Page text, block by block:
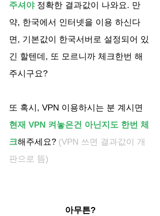
주셔야 정확한 결과값이 나와요. 만
약, 한국에서 인터넷을 이용 하신다
면, 기본값이 한국서버로 설정되어 있
긴 할텐데, 또 모르니까 체크한번 해
주시구요?
또 혹시, VPN 이용하시는 분 계시면
현재 VPN 켜놓은건 아닌지도 한번 체
크해주세요? (VPN 쓰면 결과값이 개
판으로 뜸)
아무튼?